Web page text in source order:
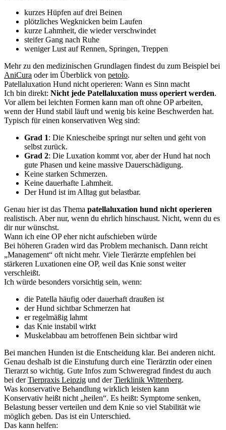
kurzes Hüpfen auf drei Beinen
plötzliches Wegknicken beim Laufen
kurze Lahmheit, die wieder verschwindet
steifer Gang nach Ruhe
weniger Lust auf Rennen, Springen, Treppen
Mehr zu den medizinischen Grundlagen findest du zum Beispiel bei
AniCura oder im Überblick von petolo.
Patellaluxation Hund nicht operieren: Wann es Sinn macht
Ich bin direkt: Nicht jede Patellaluxation muss operiert werden.
Vor allem bei leichten Formen kann man oft ohne OP arbeiten,
wenn der Hund stabil läuft und wenig bis keine Beschwerden hat.
Typisch für einen konservativen Weg sind:
Grad 1: Die Kniescheibe springt nur selten und geht von
selbst zurück.
Grad 2: Die Luxation kommt vor, aber der Hund hat noch
gute Phasen und keine massive Dauerschädigung.
Keine starken Schmerzen.
Keine dauerhafte Lahmheit.
Der Hund ist im Alltag gut belastbar.
Genau hier ist das Thema patellaluxation hund nicht operieren
realistisch. Aber nur, wenn du ehrlich hinschaust. Nicht, wenn du es
dir nur wünschst.
Wann ich eine OP eher nicht aufschieben würde
Bei höheren Graden wird das Problem mechanisch. Dann reicht
„Management“ oft nicht mehr. Viele Tierärzte empfehlen bei
stärkeren Luxationen eine OP, weil das Knie sonst weiter
verschleißt.
Ich würde besonders vorsichtig sein, wenn:
die Patella häufig oder dauerhaft draußen ist
der Hund sichtbar Schmerzen hat
er regelmäßig lahmt
das Knie instabil wirkt
Muskelabbau am betroffenen Bein sichtbar wird
Bei manchen Hunden ist die Entscheidung klar. Bei anderen nicht.
Genau deshalb ist die Einstufung durch eine Tierärztin oder einen
Tierarzt so wichtig. Gute Infos zum Schweregrad findest du auch
bei derTierpraxis Leipzig und derTierklinik Wittenberg.
Was konservative Behandlung wirklich leisten kann
Konservativ heißt nicht „heilen“. Es heißt: Symptome senken,
Belastung besser verteilen und dem Knie so viel Stabilität wie
möglich geben. Das ist ein Unterschied.
Das kann helfen: